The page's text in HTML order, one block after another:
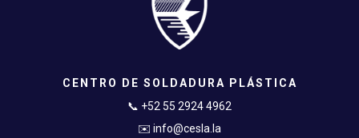
CENTRO DE SOLDADURA PLÁSTICA
📞 +52 55 2924 4962
✉️ info@cesla.la